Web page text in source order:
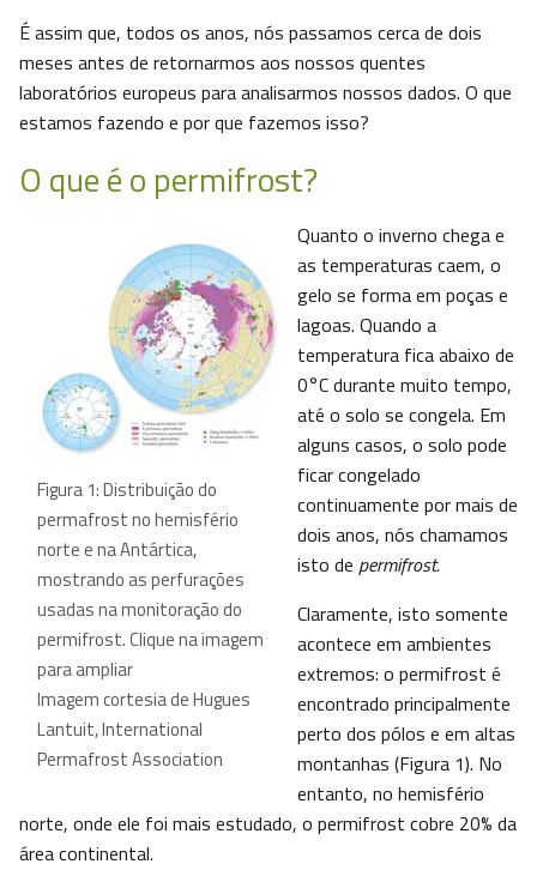
É assim que, todos os anos, nós passamos cerca de dois
meses antes de retornarmos aos nossos quentes
laboratórios europeus para analisarmos nossos dados. O que
estamos fazendo e por que fazemos isso?
O que é o permifrost?
Figura 1: Distribuição do
permafrost no hemisfério
norte e na Antártica,
mostrando as perfurações
usadas na monitoração do
permifrost. Clique na imagem
para ampliar
Imagem cortesia de Hugues
Lantuit, International
Permafrost Association
Quanto o inverno chega e
as temperaturas caem, o
gelo se forma em poças e
lagoas. Quando a
temperatura fica abaixo de
0°C durante muito tempo,
até o solo se congela. Em
alguns casos, o solo pode
ficar congelado
continuamente por mais de
dois anos, nós chamamos
isto de permifrost.
Claramente, isto somente
acontece em ambientes
extremos: o permifrost é
encontrado principalmente
perto dos pólos e em altas
montanhas (Figura 1). No
entanto, no hemisfério
norte, onde ele foi mais estudado, o permifrost cobre 20% da
área continental.